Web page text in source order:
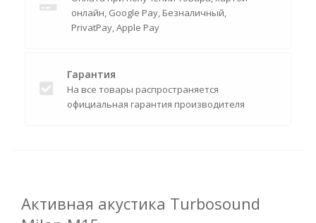
онлайн, Google Pay, Безналичный,
PrivatPay, Apple Pay
Гарантия
На все товары распространяется
официальная гарантия производителя
Активная акустика Turbosound